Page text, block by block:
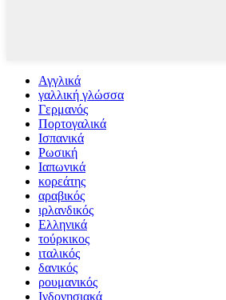
Αγγλικά
γαλλική γλώσσα
Γερμανός
Πορτογαλικά
Ισπανικά
Ρωσική
Ιαπωνικά
κορεάτης
αραβικός
ιρλανδικός
Ελληνικά
τούρκικος
ιταλικός
δανικός
ρουμανικός
Ινδονησιακά